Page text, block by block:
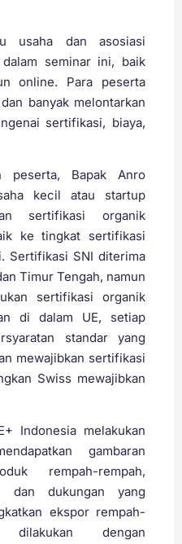
usaha dan asosiasi
seminar ini, baik
online. Para peserta
banyak melontarkan
sertifikasi, biaya,
peserta, Bapak Anro
kecil atau startup
sertifikasi organik
ke tingkat sertifikasi
Sertifikasi SNI diterima
Timur Tengah, namun
sertifikasi organik
di dalam UE, setiap
standar yang
mewajibkan sertifikasi
Swiss mewajibkan
Indonesia melakukan
gambaran
rempah-rempah,
dan dukungan yang
ekspor rempah-
dilakukan dengan